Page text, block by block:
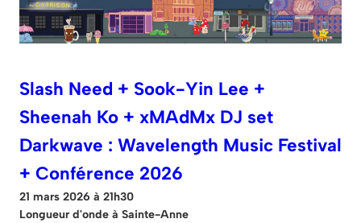
Slash Need + Sook-Yin Lee +
Sheenah Ko + xMAdMx DJ set
Darkwave : Wavelength Music Festival
+ Conférence 2026
21 mars 2026 à 21h30
Longueur d'onde à Sainte-Anne